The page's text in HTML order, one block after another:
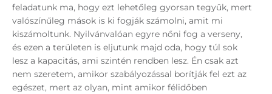
feladatunk ma, hogy ezt lehetőleg gyorsan tegyük, mert
valószínűleg mások is ki fogják számolni, amit mi
kiszámoltunk. Nyilvánvalóan egyre nőni fog a verseny,
és ezen a területen is eljutunk majd oda, hogy túl sok
lesz a kapacitás, ami szintén rendben lesz. Én csak azt
nem szeretem, amikor szabályozással borítják fel ezt az
egészet, mert az olyan, mint amikor félidőben